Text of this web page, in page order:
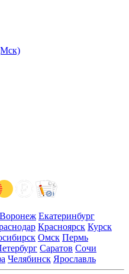
Воронеж Екатеринбург
Красноярск Курск
Омск Пермь
Саратов Сочи
Челябинск Ярославль